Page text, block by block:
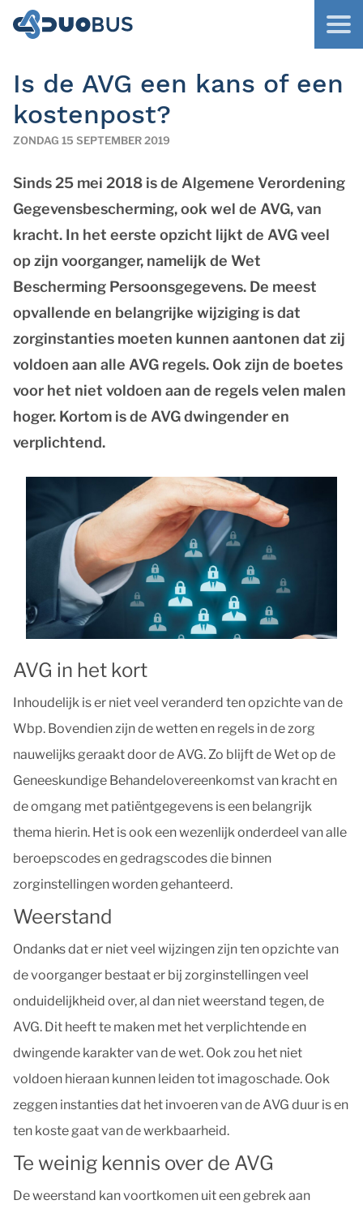
Is de AVG een kans of een
kostenpost?
ZONDAG 15 SEPTEMBER 2019
Sinds 25 mei 2018 is de Algemene Verordening
Gegevensbescherming, ook wel de AVG, van
kracht. In het eerste opzicht lijkt de AVG veel
op zijn voorganger, namelijk de Wet
Bescherming Persoonsgegevens. De meest
opvallende en belangrijke wijziging is dat
zorginstanties moeten kunnen aantonen dat zij
voldoen aan alle AVG regels. Ook zijn de boetes
voor het niet voldoen aan de regels velen malen
hoger. Kortom is de AVG dwingender en
verplichtend.
AVG in het kort
Inhoudelijk is er niet veel veranderd ten opzichte van de
Wbp. Bovendien zijn de wetten en regels in de zorg
nauwelijks geraakt door de AVG. Zo blijft de Wet op de
Geneeskundige Behandelovereenkomst van kracht en
de omgang met patiëntgegevens is een belangrijk
thema hierin. Het is ook een wezenlijk onderdeel van alle
beroepscodes en gedragscodes die binnen
zorginstellingen worden gehanteerd.
Weerstand
Ondanks dat er niet veel wijzingen zijn ten opzichte van
de voorganger bestaat er bij zorginstellingen veel
onduidelijkheid over, al dan niet weerstand tegen, de
AVG. Dit heeft te maken met het verplichtende en
dwingende karakter van de wet. Ook zou het niet
voldoen hieraan kunnen leiden tot imagoschade. Ook
zeggen instanties dat het invoeren van de AVG duur is en
ten koste gaat van de werkbaarheid.
Te weinig kennis over de AVG
De weerstand kan voortkomen uit een gebrek aan